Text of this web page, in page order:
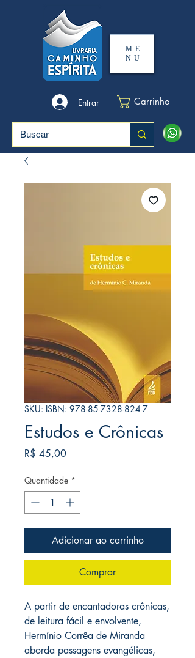
ME
NU
Entrar Carrinho
SKU: ISBN: 978-85-7328-824-7
Estudos e Crônicas
R$ 45,00Preço
Quantidade *
Adicionar ao carrinho
Comprar
A partir de encantadoras crônicas,
de leitura fácil e envolvente,
Hermínio Corrêa de Miranda
aborda passagens evangélicas,